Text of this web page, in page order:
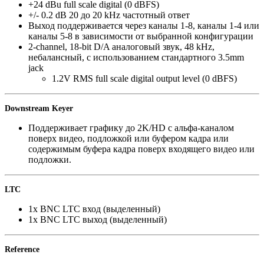
+24 dBu full scale digital (0 dBFS)
+/- 0.2 dB 20 до 20 kHz частотный ответ
Выход поддерживается через каналы 1-8, каналы 1-4 или
каналы 5-8 в зависимости от выбранной конфигурации
2-channel, 18-bit D/A аналоговый звук, 48 kHz,
небалансный, с использованием стандартного 3.5mm
jack
1.2V RMS full scale digital output level (0 dBFS)
Downstream Keyer
Поддерживает графику до 2K/HD с альфа-каналом
поверх видео, подложкой или буфером кадра или
содержимым буфера кадра поверх входящего видео или
подложки.
LTC
1x BNC LTC вход (выделенный)
1x BNC LTC выход (выделенный)
Reference